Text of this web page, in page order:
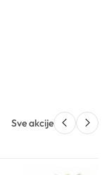
Sve akcije